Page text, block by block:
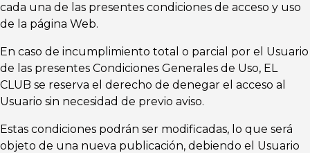
cada una de las presentes condiciones de acceso y uso
de la página Web.
En caso de incumplimiento total o parcial por el Usuario
de las presentes Condiciones Generales de Uso, EL
CLUB se reserva el derecho de denegar el acceso al
Usuario sin necesidad de previo aviso.
Estas condiciones podrán ser modificadas, lo que será
objeto de una nueva publicación, debiendo el Usuario